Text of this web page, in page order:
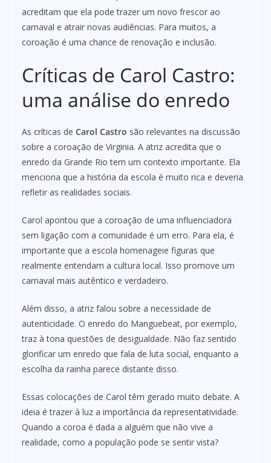
acreditam que ela pode trazer um novo frescor ao
carnaval e atrair novas audiências. Para muitos, a
coroação é uma chance de renovação e inclusão.
Críticas de Carol Castro:
uma análise do enredo
As críticas de Carol Castro são relevantes na discussão
sobre a coroação de Virginia. A atriz acredita que o
enredo da Grande Rio tem um contexto importante. Ela
menciona que a história da escola é muito rica e deveria
refletir as realidades sociais.
Carol apontou que a coroação de uma influenciadora
sem ligação com a comunidade é um erro. Para ela, é
importante que a escola homenageie figuras que
realmente entendam a cultura local. Isso promove um
carnaval mais autêntico e verdadeiro.
Além disso, a atriz falou sobre a necessidade de
autenticidade. O enredo do Manguebeat, por exemplo,
traz à tona questões de desigualdade. Não faz sentido
glorificar um enredo que fala de luta social, enquanto a
escolha da rainha parece distante disso.
Essas colocações de Carol têm gerado muito debate. A
ideia é trazer à luz a importância da representatividade.
Quando a coroa é dada a alguém que não vive a
realidade, como a população pode se sentir vista?